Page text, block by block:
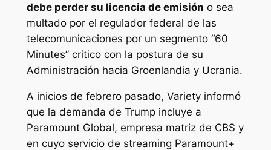
debe perder su licencia de emisión o sea
multado por el regulador federal de las
telecomunicaciones por un segmento “60
Minutes” crítico con la postura de su
Administración hacia Groenlandia y Ucrania.
A inicios de febrero pasado, Variety informó
que la demanda de Trump incluye a
Paramount Global, empresa matriz de CBS y
en cuyo servicio de streaming Paramount+